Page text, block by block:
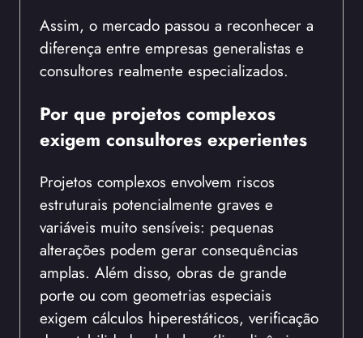
Assim, o mercado passou a reconhecer a
diferença entre empresas generalistas e
consultores realmente especializados.
Por que projetos complexos
exigem consultores experientes
Projetos complexos envolvem riscos
estruturais potencialmente graves e
variáveis muito sensíveis: pequenas
alterações podem gerar consequências
amplas. Além disso, obras de grande
porte ou com geometrias especiais
exigem cálculos hiperestáticos, verificação